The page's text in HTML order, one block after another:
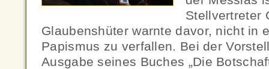
Stellvertreter
Glaubenshüter warnte davor, nicht in
Papismus zu verfallen. Bei der
Ausgabe seines Buches „Die